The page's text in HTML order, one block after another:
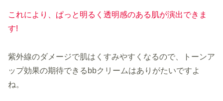
これにより、ぱっと明るく透明感のある肌が演出できま
す!
紫外線のダメージで肌はくすみやすくなるので、トーンア
ップ効果の期待できるbbクリームはありがたいですよ
ね。